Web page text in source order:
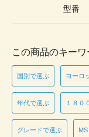
型番
この商品のキーワ
国別で選ぶ ヨーロ
年代で選ぶ １８０
グレードで選ぶ MS